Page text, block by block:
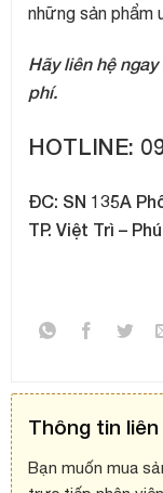
những sản phẩm
Hãy liên hệ
phí.
HOTLINE:
ĐC: SN 135A
TP. Việt Trì –
Thông tin liên
Bạn muốn mua